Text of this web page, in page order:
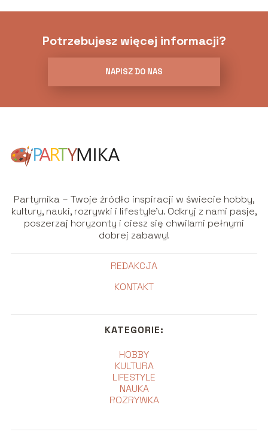
Potrzebujesz więcej informacji?
NAPISZ DO NAS
Partymika – Twoje źródło inspiracji w świecie hobby,
kultury, nauki, rozrywki i lifestyle’u. Odkryj z nami pasje,
poszerzaj horyzonty i ciesz się chwilami pełnymi
dobrej zabawy!
REDAKCJA
KONTAKT
KATEGORIE:
HOBBY
KULTURA
LIFESTYLE
NAUKA
ROZRYWKA